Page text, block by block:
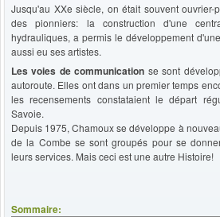
Jusqu'au XXe siècle, on était souvent ouvrier-
des pionniers: la construction d'une
hydrauliques, a permis le développement
aussi eu ses artistes.
Les voies de communication se sont
autoroute. Elles ont dans un premier temps
les recensements constataient le départ
Savoie.
Depuis 1975, Chamoux se développe à
de la Combe se sont groupés pour se
leurs services. Mais ceci est une autre Histoire!
Sommaire: